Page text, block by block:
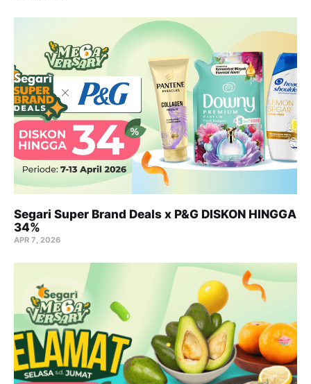
Segari Super Brand Deals x P&G DISKON HINGGA
34%
APR 7, 2026